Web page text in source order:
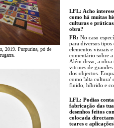
, 2019. Purpurina, pó de
LFL: Acho
como há muitas
culturas e
obra?
FR: No caso
para diversos tipos
elementos visuais
comentário sobre
Além disso, a obra
vitrines de
dos objectos.
como 'alta cultura'
fluido, híbrido e
LFL: Podias
fabricação das
desenhos feitos
colocada
teares e